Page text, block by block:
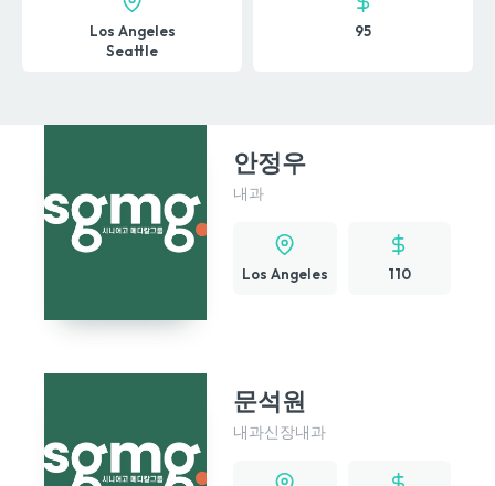
Los Angeles
Seattle
95
안정우
내과
Los Angeles 110
문석원
내과신장내과